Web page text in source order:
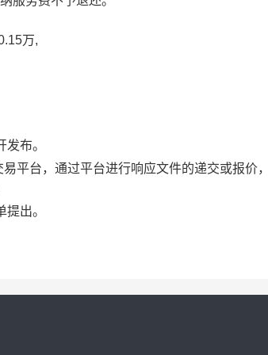
万,
发布。
易平台，通过平台进行响应文件的递交或报价
提出。